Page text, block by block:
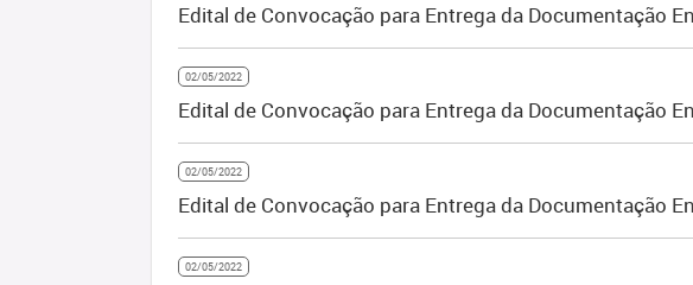
Edital de Convocação para Entrega da Documentação
02/05/2022
Edital de Convocação para Entrega da Documentação
02/05/2022
Edital de Convocação para Entrega da Documentação
02/05/2022